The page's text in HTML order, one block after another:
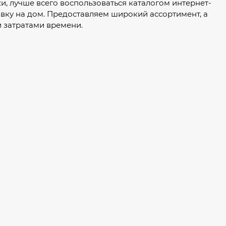
лучше всего воспользоваться каталогом интернет-
на дом. Предоставляем широкий ассортимент, а
времени.